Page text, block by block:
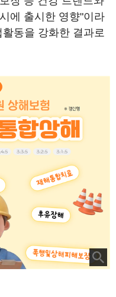
에 출시한 영향"이라
동을 강화한 결과로